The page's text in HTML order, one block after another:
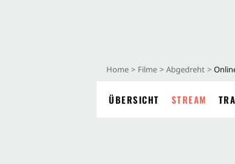
Home Filme Abgedreht
ÜBERSICHT STREAM